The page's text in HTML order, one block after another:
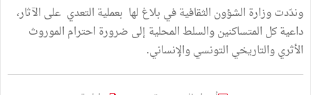
وندّدت وزارة الشؤون الثقافية في بلاغ لها بعملية التعدي على الآثار،
داعية كل المتساكنين والسلط المحلية إلى ضرورة احترام الموروث
الأثري والتاريخي التونسي والإنساني.